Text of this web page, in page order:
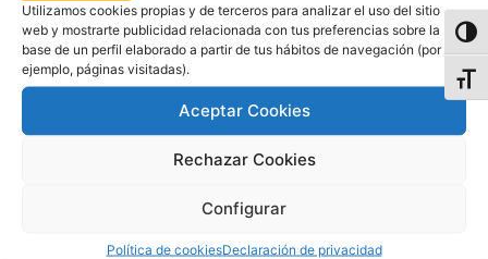
Utilizamos cookies propias y de terceros para analizar el uso del sitio
web y mostrarte publicidad relacionada con tus preferencias sobre la
base de un perfil elaborado a partir de tus hábitos de navegación (por
ejemplo, páginas visitadas).
Aceptar Cookies
Rechazar Cookies
Configurar
Política de cookiesDeclaración de privacidad